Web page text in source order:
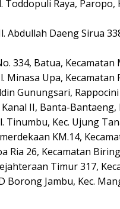
Toddopuli Raya,
Abdullah Daeng Sirua
334, Batua, Kecamatan
Minasa Upa, Kecamatan
Gunungsari, Rappocini
II, Banta-Bantaeng,
Tinumbu, Kec. Ujung
KM.14,
Ria 26, Kecamatan
Timur 317,
Borong Jambu, Kec.